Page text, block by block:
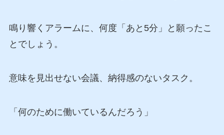
鳴り響くアラームに、何度「あと5分」と願ったこ
とでしょう。
意味を見出せない会議、納得感のないタスク。
「何のために働いているんだろう」